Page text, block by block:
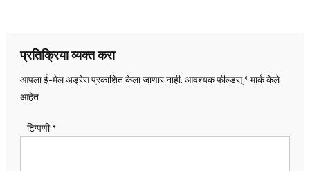
प्रतिक्रिया व्यक्त करा
आपला ई-मेल अड्रेस प्रकाशित केला जाणार नाही.आवश्यक फील्डस्*मार्क केले
आहेत
टिप्पणी*